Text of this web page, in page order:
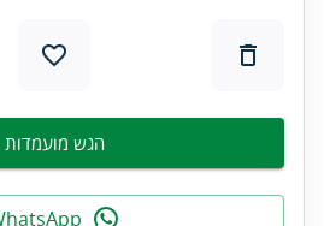
הגש מועמדות